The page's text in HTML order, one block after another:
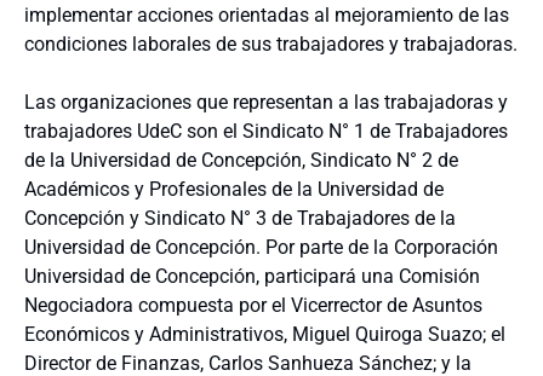
implementar acciones orientadas al mejoramiento de las
condiciones laborales de sus trabajadores y trabajadoras.
Las organizaciones que representan a las trabajadoras y
trabajadores UdeC son el Sindicato N° 1 de Trabajadores
de la Universidad de Concepción, Sindicato N° 2 de
Académicos y Profesionales de la Universidad de
Concepción y Sindicato N° 3 de Trabajadores de la
Universidad de Concepción. Por parte de la Corporación
Universidad de Concepción, participará una Comisión
Negociadora compuesta por el Vicerrector de Asuntos
Económicos y Administrativos, Miguel Quiroga Suazo; el
Director de Finanzas, Carlos Sanhueza Sánchez; y la